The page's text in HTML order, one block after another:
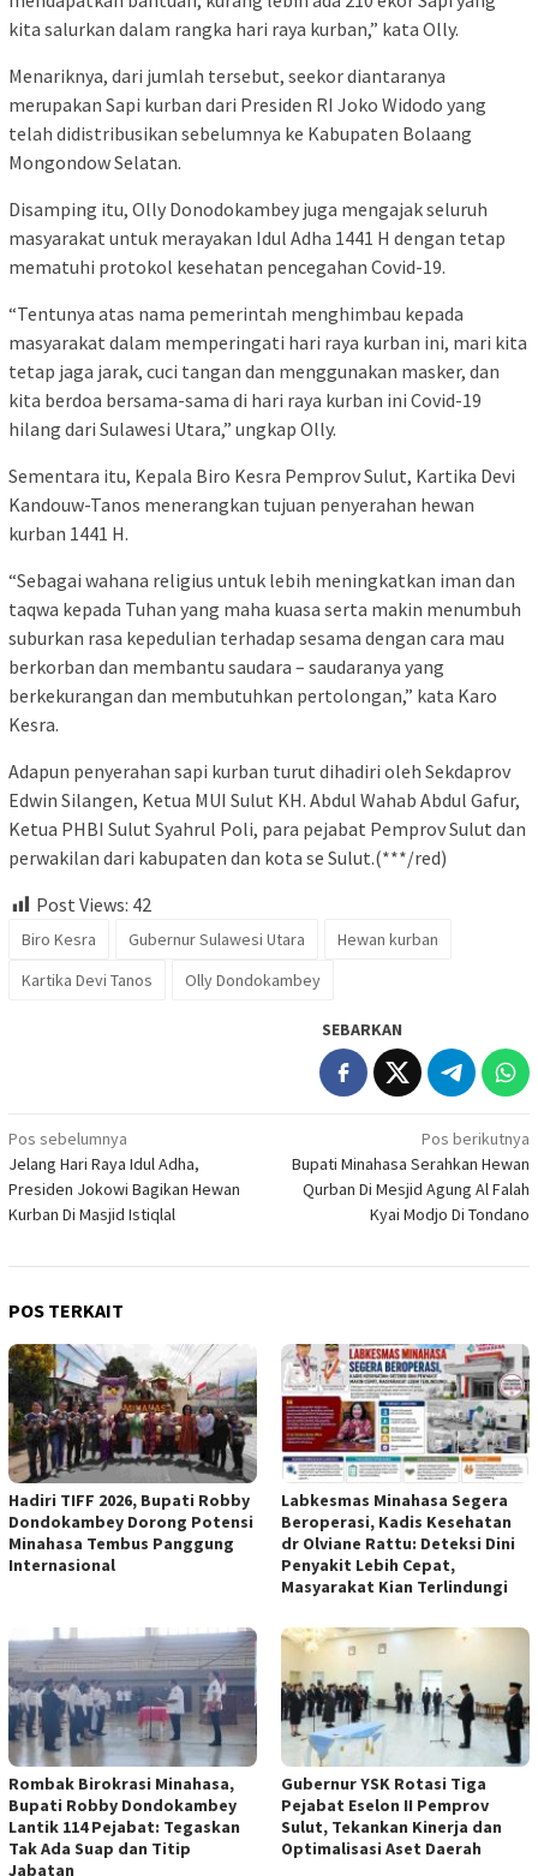
kita salurkan dalam rangka hari raya kurban,” kata Olly.
Menariknya, dari jumlah tersebut, seekor diantaranya
merupakan Sapi kurban dari Presiden RI Joko Widodo yang
telah didistribusikan sebelumnya ke Kabupaten Bolaang
Mongondow Selatan.
Disamping itu, Olly Donodokambey juga mengajak seluruh
masyarakat untuk merayakan Idul Adha 1441 H dengan tetap
mematuhi protokol kesehatan pencegahan Covid-19.
“Tentunya atas nama pemerintah menghimbau kepada
masyarakat dalam memperingati hari raya kurban ini, mari kita
tetap jaga jarak, cuci tangan dan menggunakan masker, dan
kita berdoa bersama-sama di hari raya kurban ini Covid-19
hilang dari Sulawesi Utara,” ungkap Olly.
Sementara itu, Kepala Biro Kesra Pemprov Sulut, Kartika Devi
Kandouw-Tanos menerangkan tujuan penyerahan hewan
kurban 1441 H.
“Sebagai wahana religius untuk lebih meningkatkan iman dan
taqwa kepada Tuhan yang maha kuasa serta makin menumbuh
suburkan rasa kepedulian terhadap sesama dengan cara mau
berkorban dan membantu saudara – saudaranya yang
berkekurangan dan membutuhkan pertolongan,” kata Karo
Kesra.
Adapun penyerahan sapi kurban turut dihadiri oleh Sekdaprov
Edwin Silangen, Ketua MUI Sulut KH. Abdul Wahab Abdul Gafur,
Ketua PHBI Sulut Syahrul Poli, para pejabat Pemprov Sulut dan
perwakilan dari kabupaten dan kota se Sulut.(***/red)
Post Views: 42
Biro Kesra Gubernur Sulawesi Utara
Hewan kurban
Kartika Devi Tanos
Olly Dondokambey
SEBARKAN
Navigasi
pos
Pos sebelumnya
Jelang Hari Raya Idul Adha,
Presiden Jokowi Bagikan Hewan
Kurban Di Masjid Istiqlal
Pos berikutnya
Bupati Minahasa Serahkan Hewan
Qurban Di Mesjid Agung Al Falah
Kyai Modjo Di Tondano
POS TERKAIT
Hadiri TIFF 2026, Bupati Robby
Dondokambey Dorong Potensi
Minahasa Tembus Panggung
Internasional
Labkesmas Minahasa Segera
Beroperasi, Kadis Kesehatan
dr Olviane Rattu: Deteksi Dini
Penyakit Lebih Cepat,
Masyarakat Kian Terlindungi
Rombak Birokrasi Minahasa,
Bupati Robby Dondokambey
Lantik 114 Pejabat: Tegaskan
Tak Ada Suap dan Titip
Jabatan
Gubernur YSK Rotasi Tiga
Pejabat Eselon II Pemprov
Sulut, Tekankan Kinerja dan
Optimalisasi Aset Daerah